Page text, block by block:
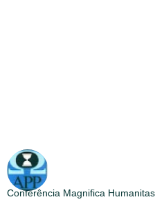
Conferência Magnifica